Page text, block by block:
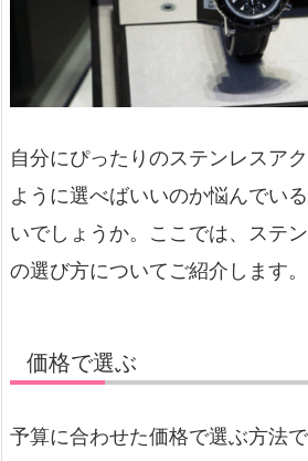
自分にぴったりのステンレスア
ように選べばいいのか悩んでい
いでしょうか。ここでは、ステ
の選び方についてご紹介します。
価格で選ぶ
予算に合わせた価格で選ぶ方法